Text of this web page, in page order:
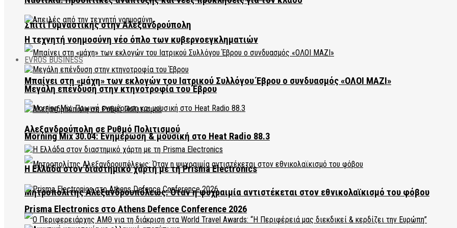
Σπίτι Γυμναστικής στην Αλεξανδρούπολη
Μπαίνει στη «μάχη» των εκλογών του Ιατρικού Συλλόγου Έβρου ο συνδυασμός «ΟΛΟΙ ΜΑΖΙ»
Morning Mix 30.04: Ενημέρωση & μουσική στο Heat Radio 88.3
Μητροπολίτης Αλεξανδρουπόλεως: Όταν η ψυχραιμία αντιστέκεται στον εθνικολαϊκισμό του φόβου
Η τεχνητή νοημοσύνη νέο όπλο των κυβερνοεγκληματιών
EVROS BUSINESS
Μεγάλη επένδυση στην κτηνοτροφία του Έβρου
Αλεξανδρούπολη σε Ρυθμό Πολιτισμού
Η Ελλάδα στον διαστημικό χάρτη με τη Prisma Electronics
Prisma Electronics στο Athens Defence Conference 2026